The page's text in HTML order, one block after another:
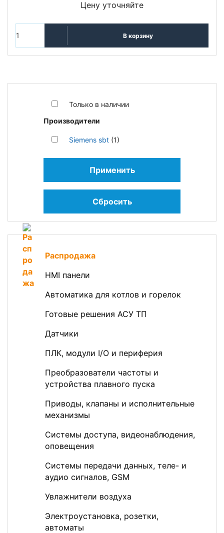
Только в наличии
Производители
Siemens sbt (1)
Применить
Сбросить
Распродажа
HMI панели
Автоматика для котлов и горелок
Готовые решения АСУ ТП
Датчики
ПЛК, модули I/O и периферия
Преобразователи частоты и
устройства плавного пуска
Приводы, клапаны и исполнительные
механизмы
Системы доступа, видеонаблюдения,
оповещения
Системы передачи данных, теле- и
аудио сигналов, GSM
Увлажнители воздуха
Электроустановка, розетки,
автоматы
Цену уточняйте
В корзину